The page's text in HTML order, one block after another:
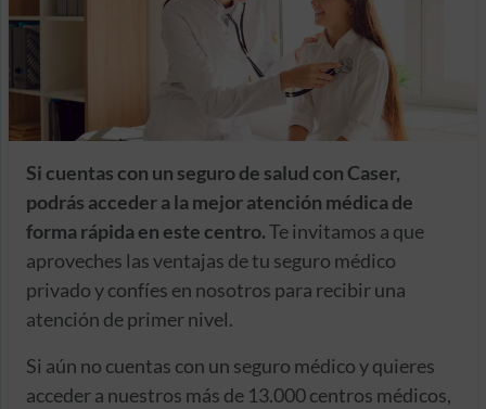
Si cuentas con un seguro de salud con Caser,
podrás acceder a la mejor atención médica de
forma rápida en este centro.Te invitamos a que
aproveches las ventajas de tu seguro médico
privado y confíes en nosotros para recibir una
atención de primer nivel.
Si aún no cuentas con un seguro médico y quieres
acceder a nuestros más de 13.000 centros médicos,